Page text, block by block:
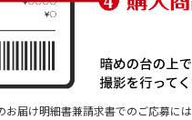
届け明細書兼請求書でのご応募には